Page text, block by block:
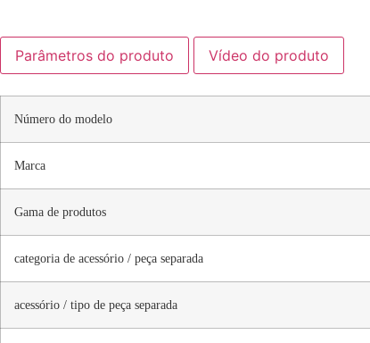
Parâmetros do produto Vídeo do produto
Número do modelo
Marca
Gama de produtos
categoria de acessório / peça separada
acessório / tipo de peça separada